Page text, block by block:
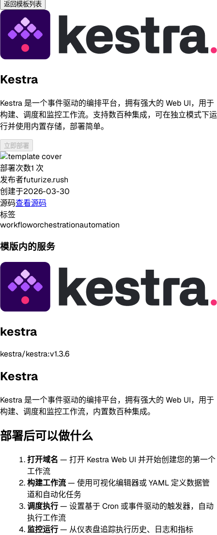
返回模板列表
Kestra
Kestra 是一个事件驱动的编排平台，拥有强大的 Web UI，用于
构建、调度和监控工作流。支持数百种集成，可在独立模式下运
行并使用内置存储，部署简单。
立即部署
部署次数1 次
发布者futurize.rush
创建于2026-03-30
源码查看源码
标签
workfloworchestrationautomation
模版内的服务
kestra
kestra/kestra:v1.3.6
Kestra
Kestra 是一个事件驱动的编排平台，拥有强大的 Web UI，用于
构建、调度和监控工作流，内置数百种集成。
部署后可以做什么
打开域名 — 打开 Kestra Web UI 并开始创建您的第一个
工作流
构建工作流— 使用可视化编辑器或 YAML 定义数据管
道和自动化任务
调度执行— 设置基于 Cron 或事件驱动的触发器，自动
执行工作流
监控运行— 从仪表盘追踪执行历史、日志和指标